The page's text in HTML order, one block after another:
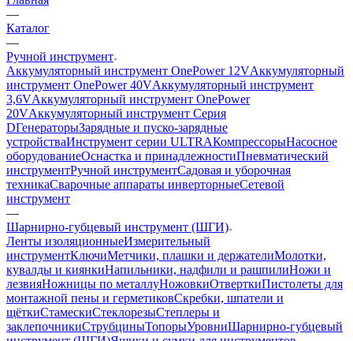
—
Каталог
—
Ручной инструмент
Аккумуляторный инструмент OnePower 12VАккумуляторный
инструмент OnePower 40VАккумуляторный инструмент
3,6VАккумуляторный инструмент OnePower
20VАккумуляторный инструмент Серия
DГенераторыЗарядные и пуско-зарядные
устройстваИнструмент серии ULTRAКомпрессорыНасосное
оборудованиеОснастка и принадлежностиПневматический
инструментРучной инструментСадовая и уборочная
техникаСварочные аппараты инверторныеСетевой
инструмент
—
Шарнирно-губцевый инструмент (ШГИ)
Ленты изоляционныеИзмерительный
инструментКлючиМетчики, плашки и держателиМолотки,
кувалды и киянкиНапильники, надфили и рашпилиНожи и
лезвияНожницы по металлуНожовкиОтверткиПистолеты для
монтажной пены и герметиковСкребки, шпатели и
щёткиСтамескиСтеклорезыСтеплеры и
заклепочникиСтрубциныТопорыУровниШарнирно-губцевый